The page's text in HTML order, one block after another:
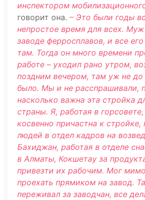
инспектором
говорит она. – Это были годы
непростое время для всех. Муж
заводе ферросплавов, и все
там. Тогда он много времени
работе – уходил рано утром,
поздним вечером, там уж не до
было. Мы и не расспрашивали,
насколько важна эта стройка
страны. Я, работая в
косвенно причастна к
людей в отдел кадров на
Бахиджан, работая в отделе
в Алматы, Кокшетау за
привезти их рабочим. Мог
проехать прямиком на завод.
переживал за заводчан, все